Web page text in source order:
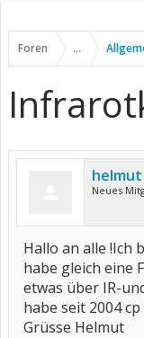
Foren ...
Neues
Hallo an alle !Ich
habe gleich eine
etwas über IR-
habe seit 2004
Grüsse Helmut